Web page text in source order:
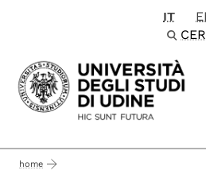
Passa al contenuto
IT
home